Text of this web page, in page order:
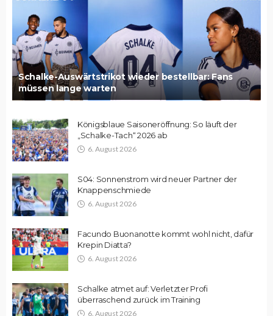
Schalke-Auswärtstrikot wieder bestellbar: Fans
müssen lange warten
Königsblaue Saisoneröffnung: So läuft der
„Schalke-Tach“ 2026 ab
6. August 2026
S04: Sonnenstrom wird neuer Partner der
Knappenschmiede
6. August 2026
Facundo Buonanotte kommt wohl nicht, dafür
Krepin Diatta?
6. August 2026
Schalke atmet auf: Verletzter Profi
überraschend zurück im Training
6. August 2026